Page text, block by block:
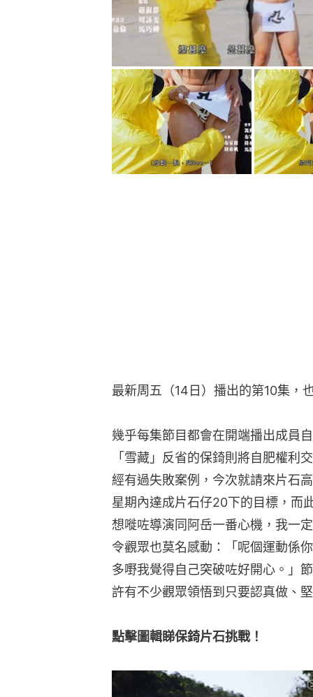
最新周五（14日）播出的第10集，
幾乎每集節目都會在開端播出成員
「雪藏」反省的保錡則將自肥權利
經有過失敗案例，今次就請來片石
星期內達成片石仔20下的目標，而
想嘥咗導演同阿岳一番心機，我一
令觀眾也莫名感動：「呢個運動係
多嘢我覺得自己突破咗好開心。」
許有不少觀眾領悟到只要認真做、
點擊圖輯睇保錡片石挑戰！